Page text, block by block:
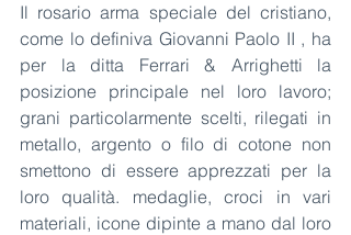
Il rosario arma speciale del cristiano,
come lo definiva Giovanni Paolo II , ha
per la ditta Ferrari & Arrighetti la
posizione principale nel loro lavoro;
grani particolarmente scelti, rilegati in
metallo, argento o filo di cotone non
smettono di essere apprezzati per la
loro qualità. medaglie, croci in vari
materiali, icone dipinte a mano dal loro